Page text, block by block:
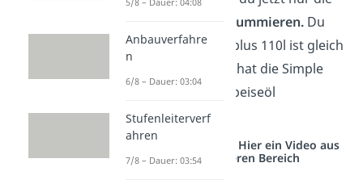
Abgänge summieren.Du
rechnest also 50l plus 110l ist gleich
Im Jahr 2018 hat die Simple
GmbH also 160l Speiseöl
verbraucht.
Studyflix vernetzt: Hier ein Video aus
einem anderen Bereich
Anbauverfahre
n
6/8 – Dauer: 03:04
Stufenleiterverf
ahren
7/8 – Dauer: 03:54